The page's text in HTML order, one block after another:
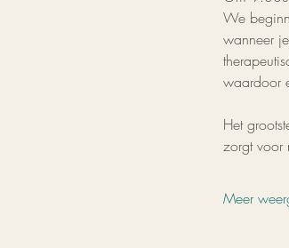
We
wanneer
waardoor
Het
zorgt voor
Meer